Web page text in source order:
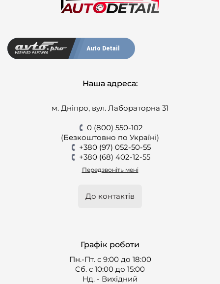
Auto Detail
Наша адреса:
м. Дніпро, вул. Лабораторна 31
0 (800) 550-102
(Безкоштовно по Україні)
+380 (97) 052-50-55
+380 (68) 402-12-55
Передзвоніть мені
До контактів
Графік роботи
Пн.-Пт. с 9:00 до 18:00
Cб. с 10:00 до 15:00
Нд. - Вихідний